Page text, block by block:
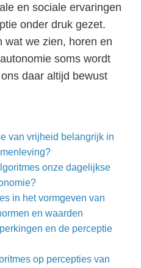
en sociale ervaringen
onder druk gezet.
wat we zien, horen en
soms wordt
daar altijd bewust
van vrijheid belangrijk in
onze dagelijkse
in het vormgeven van
en waarden
en de perceptie
op percepties van